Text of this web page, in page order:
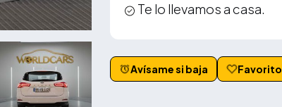
VER MÁS +
Te lo llevamos a casa.
Avísame si baja Favorito